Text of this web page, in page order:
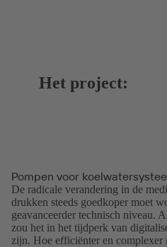
Het project:
Pompen voor
De radicale verandering in de
drukken steeds goedkoper moet
geavanceerder technisch niveau.
zou het in het tijdperk van
zijn. Hoe efficiënter en complexer